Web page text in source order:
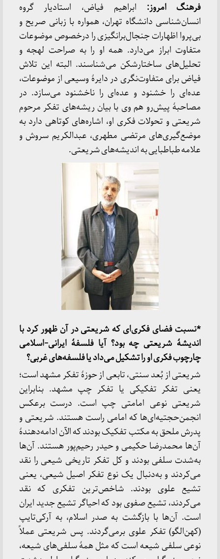
فرهنگ امروز: ابراهیم فیاض، استادیار گروه
انسان‌شناسی دانشگاه تهران، همواره با زبانی صریح و
بی‌پروا اظهارات جنجال‌برانگیزی را درخصوص موضوعات
متفاوت ابراز می‌دارد. همه او را به صراحت لهجه و
تحلیل‌های ساختارشکن می‌شناسند. البته این تلاش
فیاض برای متفاوت‌نگری در دایرۀ وسیعی از موضوعات،
عده‌ای را خشنود و عده‌ای را ناخشنود می‌سازد. در
مصاحبۀ پیش‌رو هم وی با بیان ریشه‌های تفکر مرحوم
شریعتی و تحولات فکری او، اشاره‌های کوتاهی دارد به
موضع‌گیری‌های مرتضی مطهری، عبدالکریم سروش و
علامه طباطبایی به اندیشه‌های شریعتی.
*نسبت فضای فکری‌ای که شریعتی در آن ظهور کرد با
اندیشۀ شریعتی چه بود؟ آیا فلسفۀ ایرانی-اسلامی
چارچوب فکری او را تشکیل می‌داد یا فلسفه‌های غربی؟
شریعتی از بُعد سنتی، تابعی از حوزۀ تفکر مشهد است؛
یعنی تفکر تفکیکی یا تفکر چپ مشهد. بنابراین
شریعتی نوعی امامتی چپ است. درست برعکس
انجمن‌حجتیه‌ای‌ها که امامی راست هستند. شریعتی و
پدرش ملحق به مکتب تفکیک بودند که الآن ادامه‌دهندۀ
آن‌ها محمدرضا حکیمی و حیدر رحیم‌پور هستند. آن‌ها
به‌شدت سلفی بودند و کل تفکر تاریخی شیعی را نقد
می‌کردند و به‌دنبال یک نوع تفکر اصیل شیعی، یعنی
تشیع علوی بودند. شاخص‌ترین تفکری که نقد
می‌کردند، تشیع صفوی بود که احیاگر تشیع جدید ایران
است. آن‌ها با بازگشت به صدر اسلام، به آرکی‌تایپ
(کهن‌الگو) تفکر علوی برمی‌گردند. پس شریعتی عملاً
نوعی سلفی شیعه است که مثل همۀ سلفی‌های شیعه،